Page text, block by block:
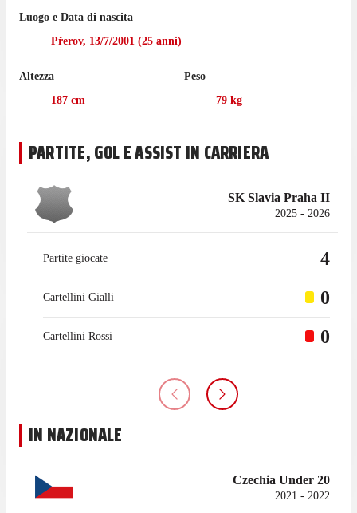
prossima gara di Czech Liga per Mladá Boleslav, che ha 33
campo in 2 partite con Slavia Praha.
Il portiere ha iniziato la sua esperienza con Mladá Boleslav in
Luogo e Data di nascita
Přerov, 13/7/2001 (25 anni)
Altezza
187 cm
Peso
79 kg
PARTITE, GOL E ASSIST IN CARRIERA
SK Slavia Praha II
2025 - 2026
Partite giocate 4
Cartellini Gialli 0
Cartellini Rossi 0
IN NAZIONALE
Czechia Under 20
2021 - 2022